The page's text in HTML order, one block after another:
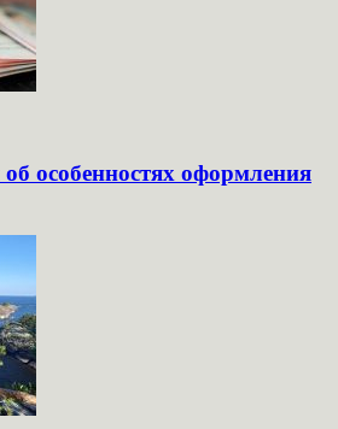
особенностях оформления